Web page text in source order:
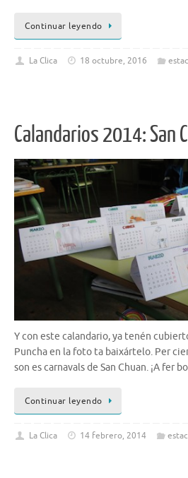
Continuar leyendo
La Clica 18 octubre, 2016
Calandarios 2014: San
Y con este calandario, ya tenén
Puncha en la foto ta baixártelo. Per
son es carnavals de San Chuan. ¡A fer
Continuar leyendo
La Clica 14 febrero, 2014